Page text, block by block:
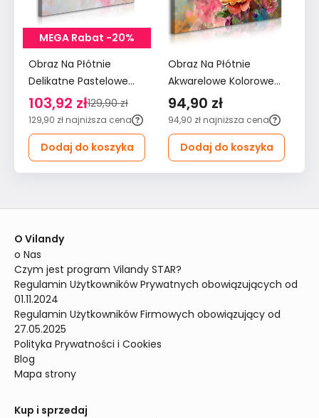
MEGA Rabat -20%
Obraz Na Płótnie
Delikatne Pastelowe
Różowe Kwiaty 120x80
Do Salonu
103,92 zł129,90 zł
129,90 zł najniższa cena
Dodaj do koszyka
Obraz Na Płótnie
Akwarelowe Kolorowe
Kwiaty 90x60 Natura
do Salonu
94,90 zł
94,90 zł najniższa cena
Dodaj do koszyka
O Vilandy
o Nas
Czym jest program Vilandy STAR?
Regulamin Użytkowników Prywatnych obowiązujących od
01.11.2024
Regulamin Użytkowników Firmowych obowiązujący od
27.05.2025
Polityka Prywatności i Cookies
Blog
Mapa strony
Kup i sprzedaj